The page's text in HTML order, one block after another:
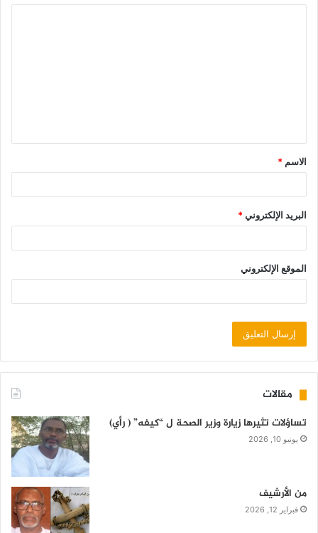
الاسم *
البريد الإلكتروني*
الموقع الإلكتروني
مقالات
تساؤلات تثيرها زيارة وزير الصحة ل “كيفه” ( رأي)
يونيو 10, 2026
من الأرشيف
فبراير 12, 2026